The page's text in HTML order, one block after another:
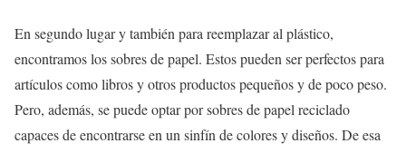
En segundo lugar y también para reemplazar al plástico,
encontramos los sobres de papel. Estos pueden ser perfectos para
artículos como libros y otros productos pequeños y de poco peso.
Pero, además, se puede optar por sobres de papel reciclado
capaces de encontrarse en un sinfín de colores y diseños. De esa